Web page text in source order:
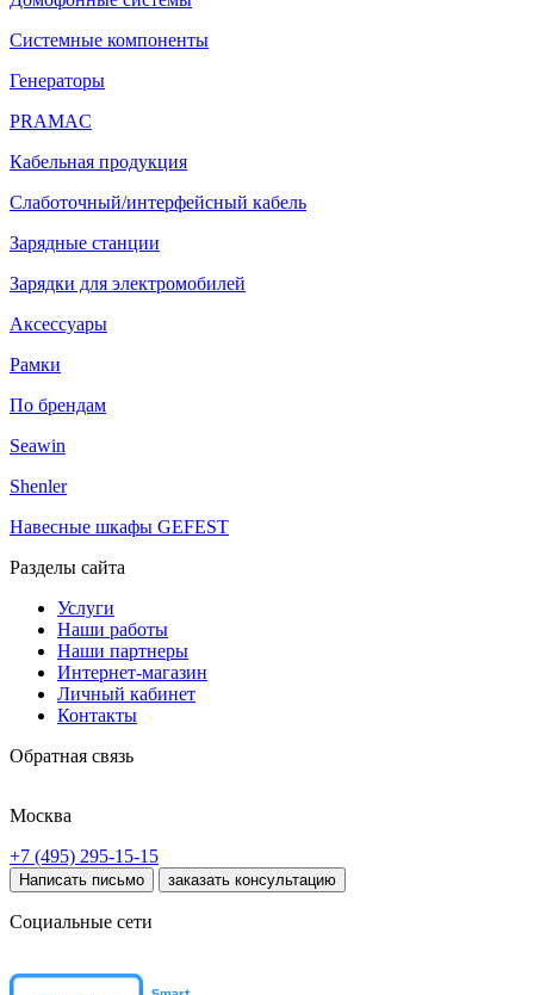
Системные компоненты
Генераторы
PRAMAC
Кабельная продукция
Слаботочный/интерфейсный кабель
Зарядные станции
Зарядки для электромобилей
Аксессуары
Рамки
По брендам
Seawin
Shenler
Навесные шкафы GEFEST
Разделы сайта
Услуги
Наши работы
Наши партнеры
Интернет-магазин
Личный кабинет
Контакты
Обратная связь
Москва
+7 (495) 295-15-15
Написать письмо заказать консультацию
Социальные сети